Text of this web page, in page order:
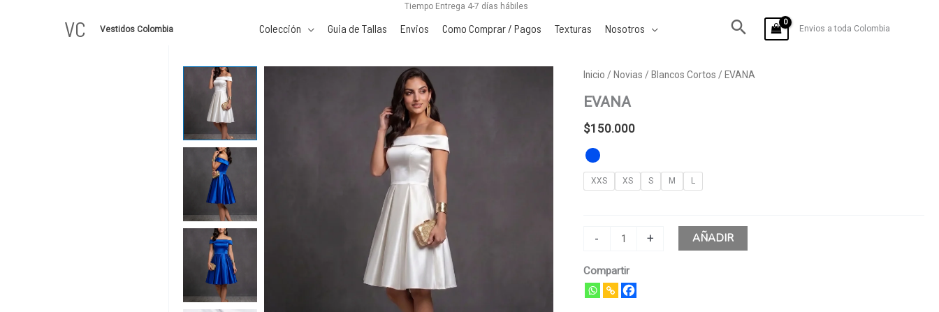
Tiempo Entrega 4-7 días hábiles
VC Vestidos Colombia Colección Guia de Tallas Envios Como Comprar / Pagos Texturas Nosotros Envios a toda Colombia
Inicio / Novias / Blancos Cortos / EVANA
EVANA
$150.000
XXS XS S M L
-
EVANA
cantidad
+ AÑADIR
Compartir